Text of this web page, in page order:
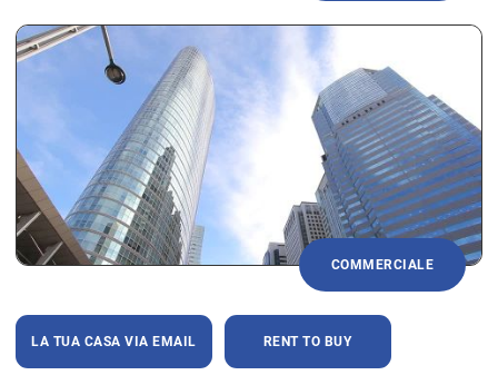
COMMERCIALE
LA TUA CASA VIA EMAIL RENT TO BUY